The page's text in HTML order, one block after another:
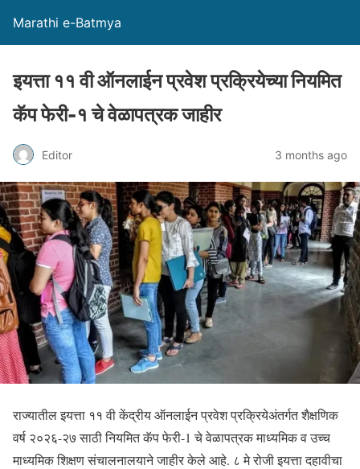
Marathi e-Batmya
इयत्ता ११ वी ऑनलाईन प्रवेश प्रक्रियेच्या नियमित
कॅप फेरी-१ चे वेळापत्रक जाहीर
Editor 3 months ago
राज्यातील इयत्ता ११ वी केंद्रीय ऑनलाईन प्रवेश प्रक्रियेअंतर्गत शैक्षणिक
वर्ष २०२६-२७ साठी नियमित कॅप फेरी-1 चे वेळापत्रक माध्यमिक व उच्च
माध्यमिक शिक्षण संचालनालयाने जाहीर केले आहे. ८ मे रोजी इयत्ता दहावीचा